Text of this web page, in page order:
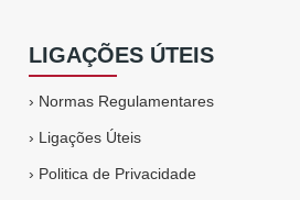
LIGAÇÕES ÚTEIS
› Normas Regulamentares
› Ligações Úteis
› Politica de Privacidade